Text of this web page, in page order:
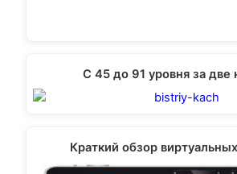
C 45 до 91 уровня за две
Краткий обзор